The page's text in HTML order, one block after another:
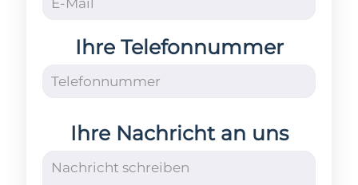
Ihre Telefonnummer
Ihre Nachricht an uns